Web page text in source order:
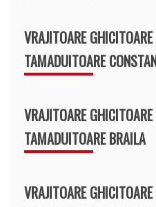
VRAJITOARE
TAMADUITOARE
VRAJITOARE
TAMADUITOARE BRAILA
VRAJITOARE